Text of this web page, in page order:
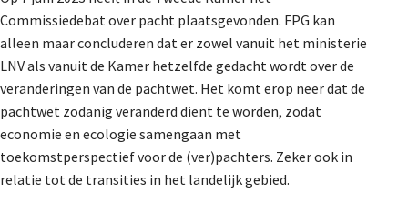
Commissiedebat over pacht plaatsgevonden. FPG kan
alleen maar concluderen dat er zowel vanuit het ministerie
LNV als vanuit de Kamer hetzelfde gedacht wordt over de
veranderingen van de pachtwet. Het komt erop neer dat de
pachtwet zodanig veranderd dient te worden, zodat
economie en ecologie samengaan met
toekomstperspectief voor de (ver)pachters. Zeker ook in
relatie tot de transities in het landelijk gebied.
Provincies
Dossiers
De Landeigenaar